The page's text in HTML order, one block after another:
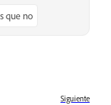
que no
Siguiente